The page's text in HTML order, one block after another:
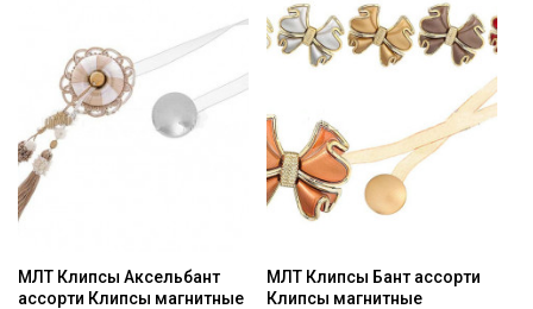
МЛТ Клипсы Аксельбант
ассорти Клипсы магнитные
МЛТ Клипсы Бант ассорти
Клипсы магнитные